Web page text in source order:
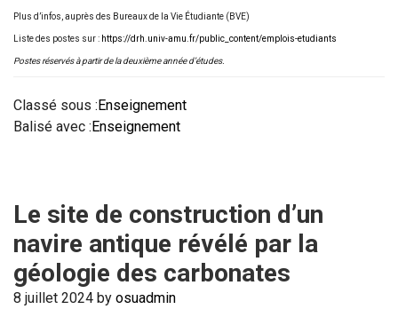
Plus d’infos, auprès des Bureaux de la Vie Étudiante (BVE)
Liste des postes sur : https://drh.univ-amu.fr/public_content/emplois-etudiants
Postes réservés à partir de la deuxième année d’études.
Classé sous :Enseignement
Balisé avec :Enseignement
Le site de construction d’un
navire antique révélé par la
géologie des carbonates
8 juillet 2024 by osuadmin